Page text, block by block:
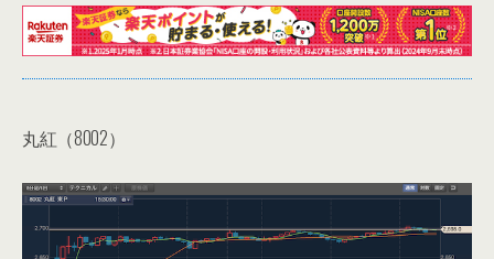
丸紅（8002）